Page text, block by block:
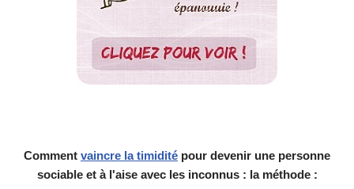
Comment vaincre la timidité pour devenir une personne
sociable et à l'aise avec les inconnus : la méthode :